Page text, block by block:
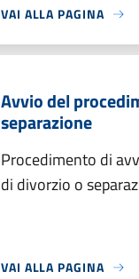
VAI ALLA PAGINA
Avvio del
separazione
Procedimento di
di divorzio o
VAI ALLA PAGINA